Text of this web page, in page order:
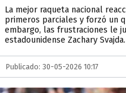
La mejor raqueta nacional
primeros parciales y forzó un
embargo, las frustraciones le
estadounidense Zachary Svajda.
Publicado: 30-05-2026 10:17